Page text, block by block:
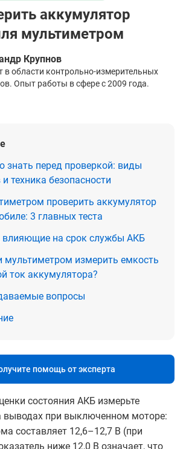
аккумулятор
мультиметром
Крупнов
в области контрольно-измерительных
Опыт работы в сфере с 2009 года.
знать перед проверкой: виды
техника безопасности
проверить аккумулятор
3 главных теста
на срок службы АКБ
измерить емкость
ток аккумулятора?
вопросы
помощь от эксперта
состояния АКБ измерьте
выводах при выключенном моторе:
составляет 12,6–12,7 В (при
ниже 12,0 В означает, что